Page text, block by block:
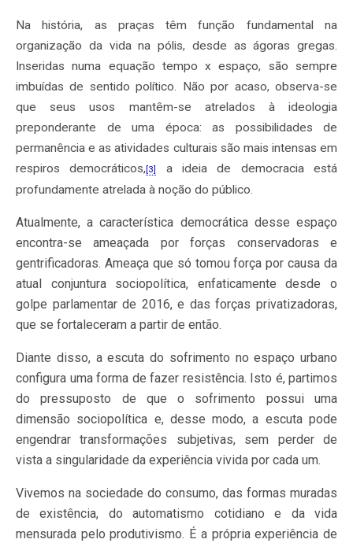
Na história, as praças têm função fundamental na
organização da vida na pólis, desde as ágoras gregas.
Inseridas numa equação tempo x espaço, são sempre
imbuídas de sentido político. Não por acaso, observa-se
que seus usos mantêm-se atrelados à ideologia
preponderante de uma época: as possibilidades de
permanência e as atividades culturais são mais intensas em
respiros democráticos,[3]
a ideia de democracia está
profundamente atrelada à noção do público.
Atualmente, a característica democrática desse espaço
encontra-se ameaçada por forças conservadoras e
gentrificadoras. Ameaça que só tomou força por causa da
atual conjuntura sociopolítica, enfaticamente desde o
golpe parlamentar de 2016, e das forças privatizadoras,
que se fortaleceram a partir de então.
Diante disso, a escuta do sofrimento no espaço urbano
configura uma forma de fazer resistência. Isto é, partimos
do pressuposto de que o sofrimento possui uma
dimensão sociopolítica e, desse modo, a escuta pode
engendrar transformações subjetivas, sem perder de
vista a singularidade da experiência vivida por cada um.
Vivemos na sociedade do consumo, das formas muradas
de existência, do automatismo cotidiano e da vida
mensurada pelo produtivismo. É a própria experiência de